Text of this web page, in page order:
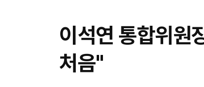
이석연 통합위원
처음"